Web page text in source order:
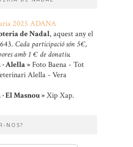
de Nadal, aquest any el
Cada participació són 5 €,
amb 1 € de donatiu.
Alella »Foto Baena - Tot
Alella - Vera
El Masnou »Xip Xap.
NOS?